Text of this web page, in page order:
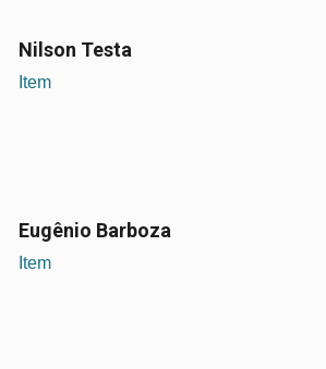
Nilson Testa
Item
Eugênio Barboza
Item